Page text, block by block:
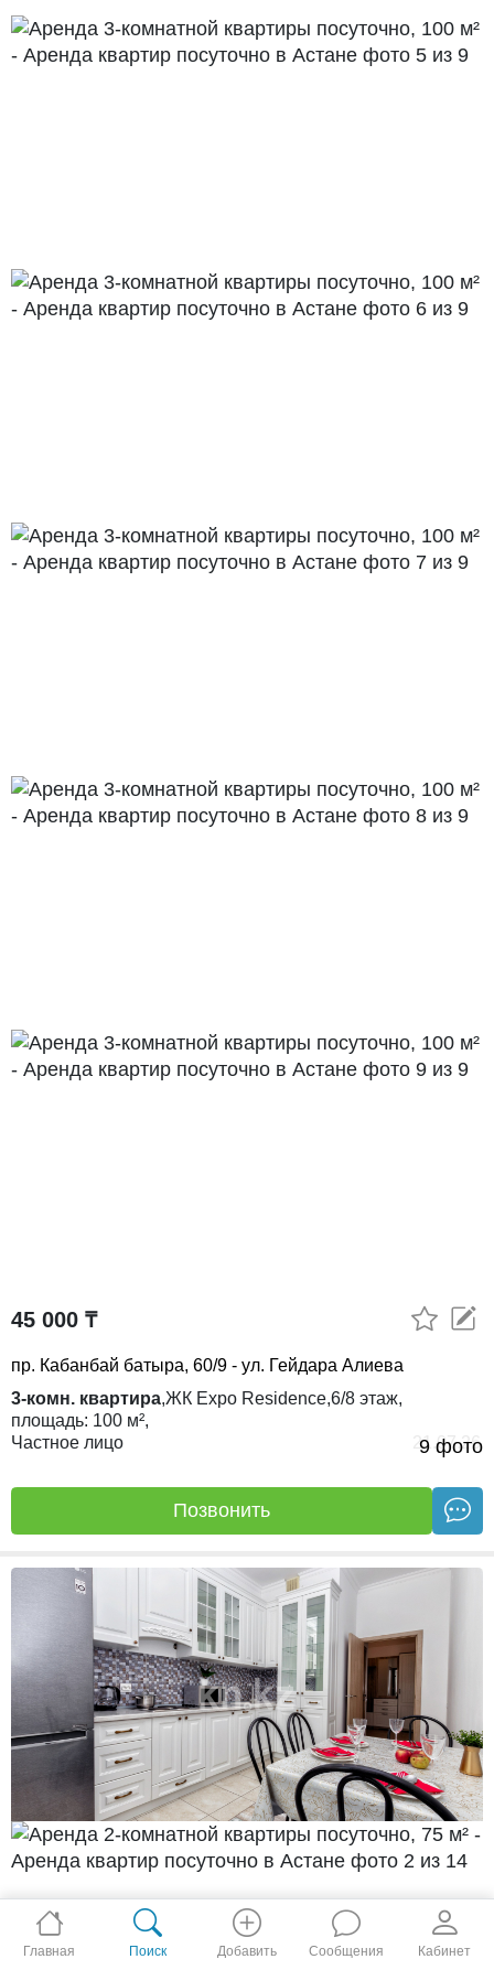
9 фото
45 000 ₸
пр. Кабанбай батыра, 60/9 - ул. Гейдара Алиева
3-комн. квартира,ЖК Expo Residence,6/8 этаж,
площадь: 100 м²,
Частное лицо
21.07.26
Позвонить
Главная Поиск Добавить Сообщения Кабинет